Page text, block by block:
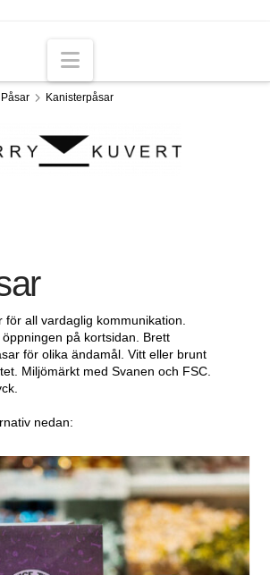
Navigation
Påsar Kanisterpåsar
för all vardaglig kommunikation.
på kortsidan. Brett
för olika ändamål. Vitt eller brunt
Miljömärkt med Svanen och FSC.
nedan: